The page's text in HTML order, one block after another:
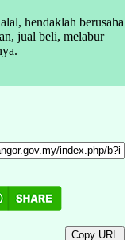
hendaklah berusaha
jual beli, melabur
Copy URL